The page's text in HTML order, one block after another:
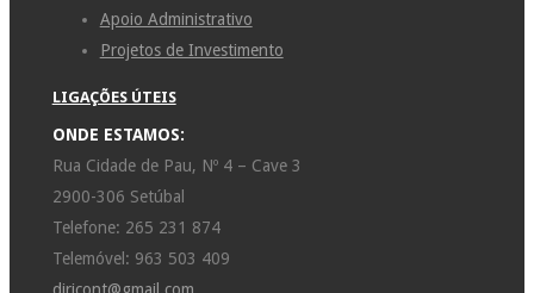
Apoio Administrativo
Projetos de Investimento
LIGAÇÕES ÚTEIS
ONDE ESTAMOS:
Rua Cidade de Pau, Nº 4 – Cave 3
2900-306 Setúbal
Telefone: 265 231 874
Telemóvel: 963 503 409